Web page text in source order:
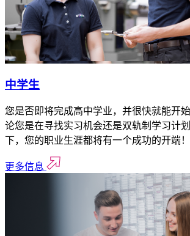
中学生
您是否即将完成高中学业，并很快就能开
论您是在寻找实习机会还是双轨制学习计
下，您的职业生涯都将有一个成功的开端！
更多信息